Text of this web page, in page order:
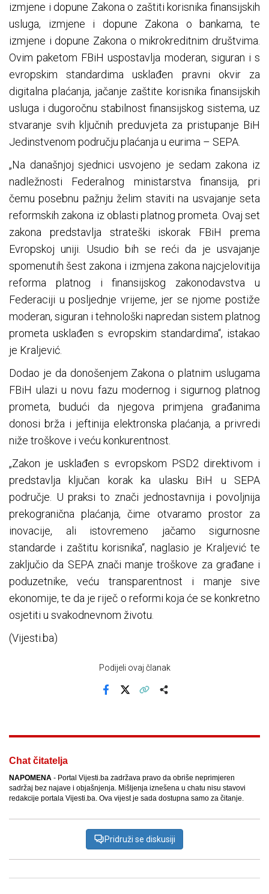
izmjene i dopune Zakona o zaštiti korisnika finansijskih
usluga, izmjene i dopune Zakona o bankama, te
izmjene i dopune Zakona o mikrokreditnim društvima.
Ovim paketom FBiH uspostavlja moderan, siguran i s
evropskim standardima usklađen pravni okvir za
digitalna plaćanja, jačanje zaštite korisnika finansijskih
usluga i dugoročnu stabilnost finansijskog sistema, uz
stvaranje svih ključnih preduvjeta za pristupanje BiH
Jedinstvenom području plaćanja u eurima – SEPA.
„Na današnjoj sjednici usvojeno je sedam zakona iz
nadležnosti Federalnog ministarstva finansija, pri
čemu posebnu pažnju želim staviti na usvajanje seta
reformskih zakona iz oblasti platnog prometa. Ovaj set
zakona predstavlja strateški iskorak FBiH prema
Evropskoj uniji. Usudio bih se reći da je usvajanje
spomenutih šest zakona i izmjena zakona najcjelovitija
reforma platnog i finansijskog zakonodavstva u
Federaciji u posljednje vrijeme, jer se njome postiže
moderan, siguran i tehnološki napredan sistem platnog
prometa usklađen s evropskim standardima“, istakao
je Kraljević.
Dodao je da donošenjem Zakona o platnim uslugama
FBiH ulazi u novu fazu modernog i sigurnog platnog
prometa, budući da njegova primjena građanima
donosi brža i jeftinija elektronska plaćanja, a privredi
niže troškove i veću konkurentnost.
„Zakon je usklađen s evropskom PSD2 direktivom i
predstavlja ključan korak ka ulasku BiH u SEPA
područje. U praksi to znači jednostavnija i povoljnija
prekogranična plaćanja, čime otvaramo prostor za
inovacije, ali istovremeno jačamo sigurnosne
standarde i zaštitu korisnika“, naglasio je Kraljević te
zaključio da SEPA znači manje troškove za građane i
poduzetnike, veću transparentnost i manje sive
ekonomije, te da je riječ o reformi koja će se konkretno
osjetiti u svakodnevnom životu.
(Vijesti.ba)
Podijeli ovaj članak
Chat čitatelja
NAPOMENA - Portal Vijesti.ba zadržava pravo da obriše neprimjeren
sadržaj bez najave i objašnjenja. Mišljenja iznešena u chatu nisu stavovi
redakcije portala Vijesti.ba. Ova vijest je sada dostupna samo za čitanje.
Pridruži se diskusiji